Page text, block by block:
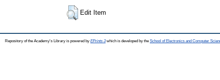
Edit Item
Repository of the Academy's Library is powered by EPrints 3which is developed by the School of Electronics and Computer